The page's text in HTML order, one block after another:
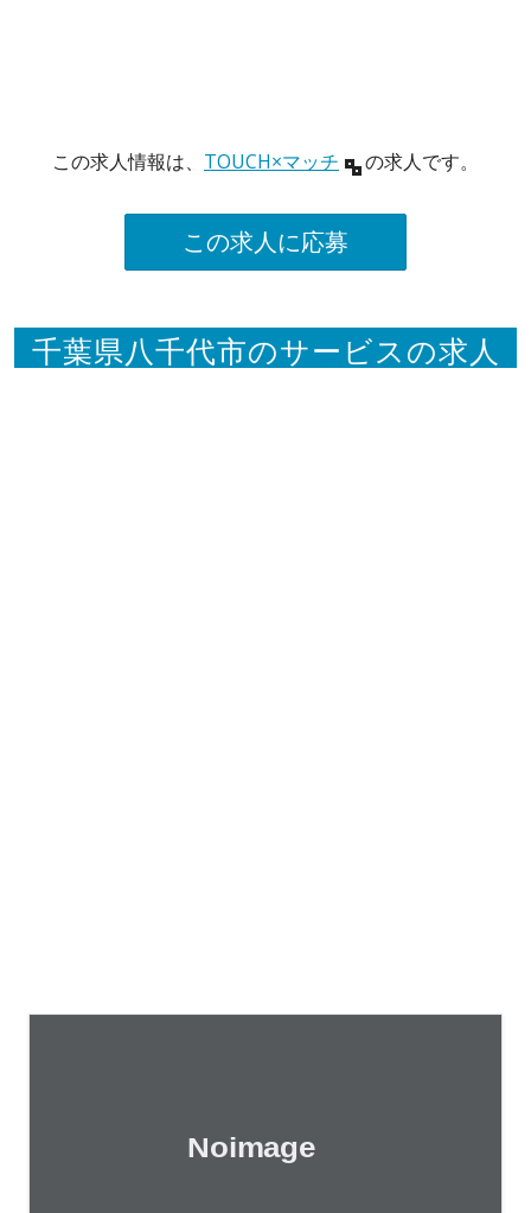
この求人情報は、 TOUCH×マッチ の求人です。
この求人に応募
千葉県八千代市のサービスの求人